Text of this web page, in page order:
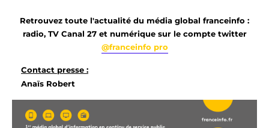
Retrouvez toute l'actualité du média global franceinfo :
radio, TV Canal 27 et numérique sur le compte twitter
@franceinfo pro
Contact presse :
Anaïs Robert